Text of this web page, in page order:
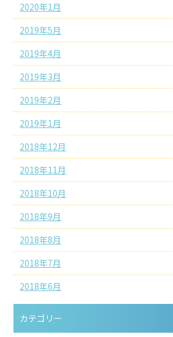
2020年1月
2019年5月
2019年4月
2019年3月
2019年2月
2019年1月
2018年12月
2018年11月
2018年10月
2018年9月
2018年8月
2018年7月
2018年6月
カテゴリー